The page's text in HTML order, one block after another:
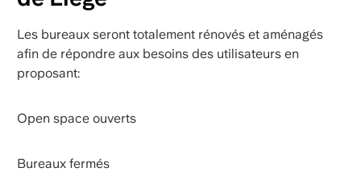
Les bureaux seront totalement rénovés et aménagés
afin de répondre aux besoins des utilisateurs en
proposant:
Open space ouverts
Bureaux fermés